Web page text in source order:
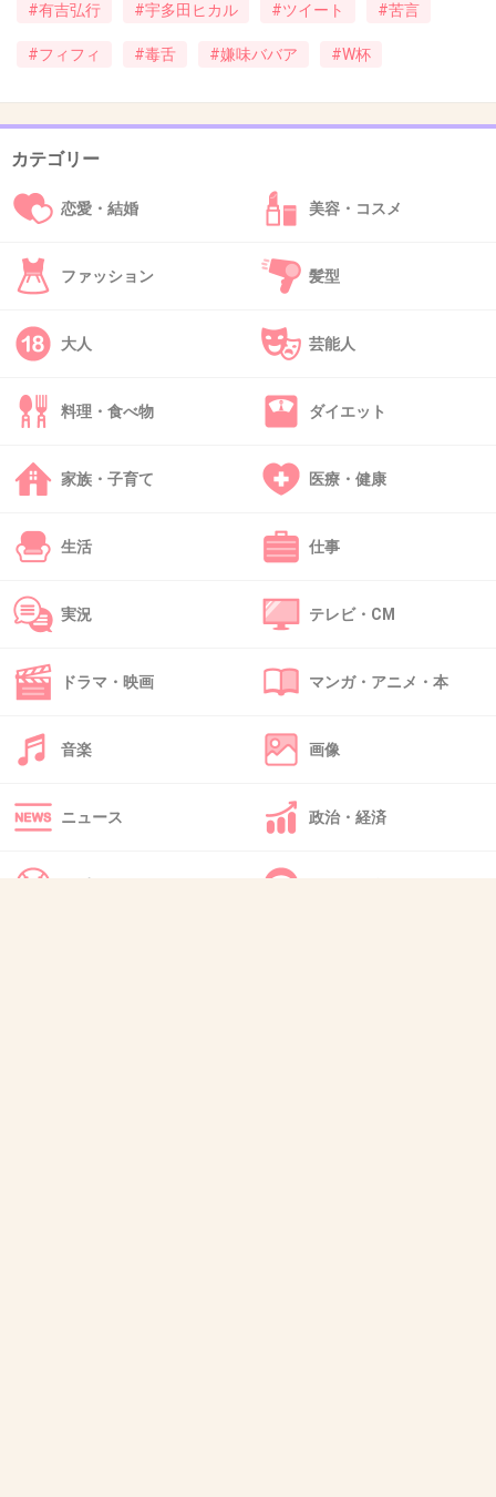
突っかからなきゃ
良かったんじゃない？
本当のサッカーファンからしたら こんなこと
呟かないし、呟いてほしくないよ
宇多田は悪いけど、そこまで詳しくなかったの
に安易に呟いてしまったのがなぁ・・
サッカーはどうでもいい人にとってはどうでも
いいけど、応援して夢中になってるファンも世
界にはいるんだから 詳しくないうえにその審
判でもないのに勝手にこういうこと言わないで
ほしい
+73
44. 匿名
有吉も嫌なタレントを匿名で批判してるやない
かい！
+152
というかフィフィの顔が無理。
#有吉弘行 #宇多田ヒカル #ツイート #苦言
#フィフィ #毒舌 #嫌味ババア #W杯
カテゴリー
恋愛・結婚 美容・コスメ
ファッション 髪型
大人 芸能人
料理・食べ物 ダイエット
家族・子育て 医療・健康
生活 仕事
実況 テレビ・CM
ドラマ・映画 マンガ・アニメ・本
音楽 画像
ニュース 政治・経済